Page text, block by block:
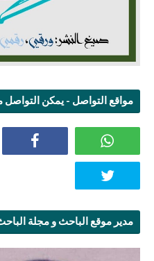
مواقع التواصل - يمكن التواصل
مدير موقع الباحث و مجلة